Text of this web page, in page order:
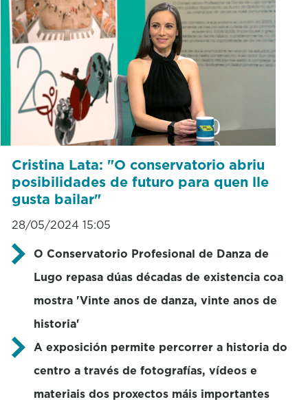
Cristina Lata: "O conservatorio abriu
posibilidades de futuro para quen lle
gusta bailar"
28/05/2024 15:05
O Conservatorio Profesional de Danza de
Lugo repasa dúas décadas de existencia coa
mostra 'Vinte anos de danza, vinte anos de
historia'
A exposición permite percorrer a historia do
centro a través de fotografías, vídeos e
materiais dos proxectos máis importantes